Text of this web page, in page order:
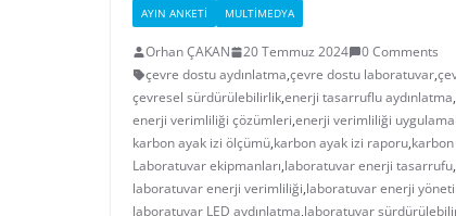
AYIN ANKETI MULTIMEDYA
Orhan ÇAKAN 20 Temmuz 2024
0 Comments
çevre dostu aydınlatma,çevre dostu laboratuvar,
çevresel sürdürülebilirlik,enerji tasarruflu aydınlatma,
enerji verimliliği çözümleri,enerji verimliliği
karbon ayak izi ölçümü,karbon ayak izi raporu,
Laboratuvar ekipmanları,laboratuvar enerji tasarrufu,
laboratuvar enerji verimliliği,laboratuvar enerji
laboratuvar LED aydınlatma,laboratuvar